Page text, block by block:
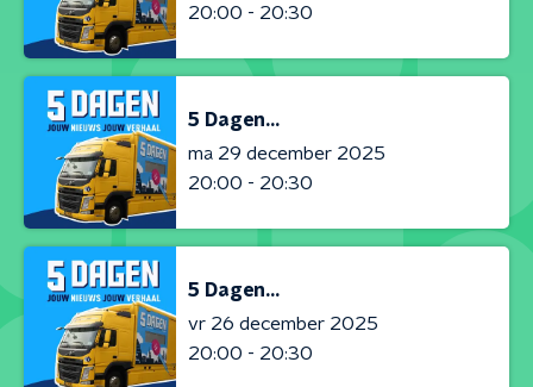
20:00 - 20:30
5 Dagen...
ma 29 december 2025
20:00 - 20:30
5 Dagen...
vr 26 december 2025
20:00 - 20:30